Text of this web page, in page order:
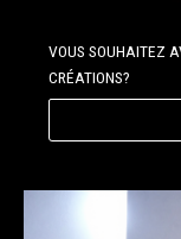
VOUS SOUHAITEZ
CRÉATIONS?